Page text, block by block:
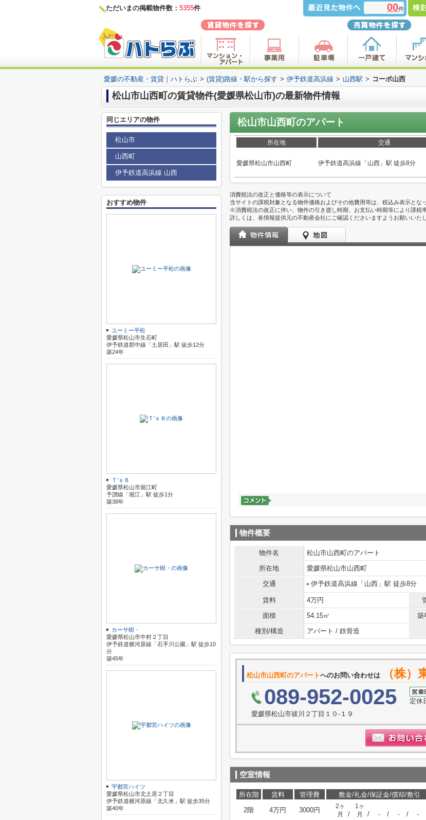
ただいまの掲載物件数： 5355件 00件
愛媛の不動産・賃貸｜ハトらぶ > (賃貸)路線・駅から探す > 伊予鉄道高浜線 > 山西駅 > コーポ山西
松山市山西町の賃貸物件(愛媛県松山市)の最新物件情報
松山市山西町のアパート
所在地 交通
愛媛県松山市山西町 伊予鉄道高浜線「山西」駅 徒歩8分
消費税法の改正と価格等の表示について
当サイトの課税対象となる物件価格およびその他費用等は、税込み表示とな
※消費税法の改正に伴い、物件の引き渡し時期、お支払い時期等により課税
詳しくは、各情報提供元の不動産会社にご確認くださいますようお願いいたし
物件概要
物件名
松山市山西町のアパート
所在地
愛媛県松山市山西町
交通
伊予鉄道高浜線「山西」駅 徒歩8分
賃料 4万円
面積
54.15㎡ 築
種別/構造
アパート / 鉄骨造
松山市山西町のアパートへのお問い合わせは （株）
089-952-0025
定休
愛媛県松山市祓川２丁目１０-１９
空室情報
所在階 賃料 管理費 敷金/礼金/保証金/償却/敷引
2階
4万円 3000円
2ヶ
月
/
1ヶ
月
/ - / - / -
同じエリアの物件
松山市
山西町
伊予鉄道高浜線 山西
おすすめ物件
ユーミー平松
愛媛県松山市生石町
伊予鉄道郡中線「土居田」駅 徒歩12分
築24年
Ｔ’ｓ８
愛媛県松山市堀江町
予讃線「堀江」駅 徒歩1分
築38年
カーサ樹・
愛媛県松山市中村２丁目
伊予鉄道横河原線「石手川公園」駅 徒歩10
分
築45年
宇都宮ハイツ
愛媛県松山市北土居２丁目
伊予鉄道横河原線「北久米」駅 徒歩35分
築40年